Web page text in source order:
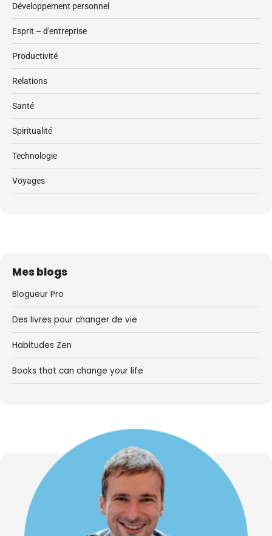
Développement personnel
Esprit – d'entreprise
Productivité
Relations
Santé
Spiritualité
Technologie
Voyages
Mes blogs
Blogueur Pro
Des livres pour changer de vie
Habitudes Zen
Books that can change your life